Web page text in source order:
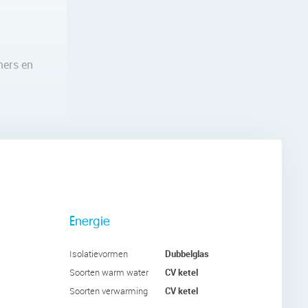
en
in
Energie
Isolatievormen Dubbelglas
Soorten warm water CV ketel
Soorten verwarming CV ketel